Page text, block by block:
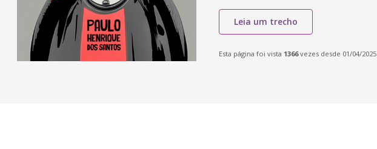
Leia um trecho
Esta página foi vista 1366vezes desde 01/04/2025